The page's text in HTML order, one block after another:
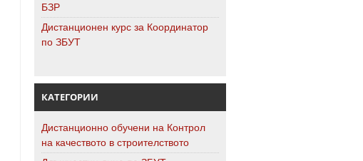
БЗР
Дистанционен курс за Координатор
по ЗБУТ
КАТЕГОРИИ
Дистанционно обучени на Контрол
на качеството в строителството